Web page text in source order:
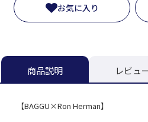
お気に入り
商品説明 レビュ
【BAGGU×Ron Herman】